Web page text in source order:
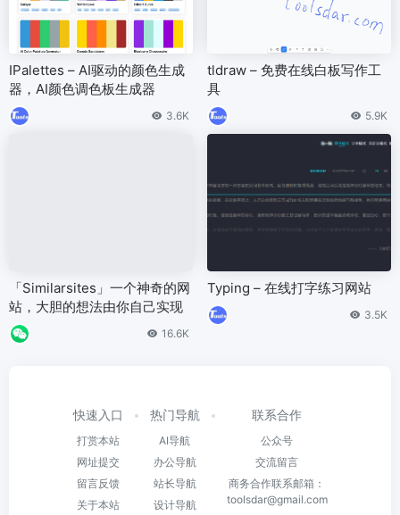
IPalettes – AI驱动的颜色生成
器，AI颜色调色板生成器
3.6K
tldraw – 免费在线白板写作工
具
5.9K
「Similarsites」一个神奇的网
站，大胆的想法由你自己实现
16.6K
Typing – 在线打字练习网站
3.5K
快速入口
打赏本站
网址提交
留言反馈
关于本站
热门导航
AI导航
办公导航
站长导航
设计导航
联系合作
公众号
交流留言
商务合作联系邮箱：
toolsdar@gmail.com